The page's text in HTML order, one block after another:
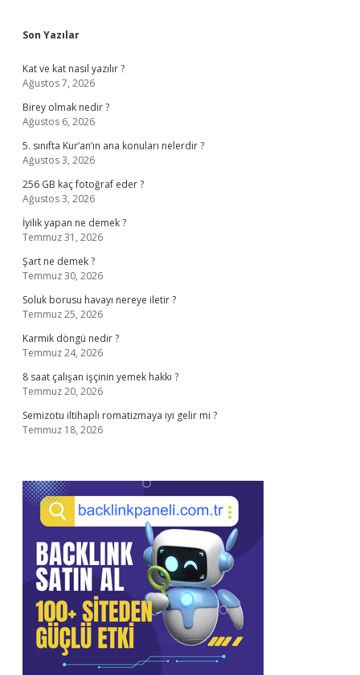
Sidebar
Son Yazılar
Kat ve kat nasıl yazılır ?
Ağustos 7, 2026
Birey olmak nedir ?
Ağustos 6, 2026
5. sınıfta Kur’an’ın ana konuları nelerdir ?
Ağustos 3, 2026
256 GB kaç fotoğraf eder ?
Ağustos 3, 2026
İyilik yapan ne demek ?
Temmuz 31, 2026
Şart ne demek ?
Temmuz 30, 2026
Soluk borusu havayı nereye iletir ?
Temmuz 25, 2026
Karmik döngü nedir ?
Temmuz 24, 2026
8 saat çalışan işçinin yemek hakkı ?
Temmuz 20, 2026
Semizotu iltihaplı romatizmaya iyi gelir mi ?
Temmuz 18, 2026